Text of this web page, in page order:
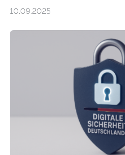
sich CAVECORE – ein neues
koordiniert wird. Ab dem 1.
über einen Zeitraum von vier
Promovierende im Rahmen von
kognitiven Robotern
die mittels Sensoren ihre
Informationen verarbeiten und
10.09.2025